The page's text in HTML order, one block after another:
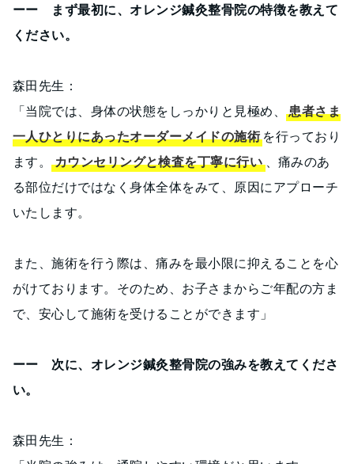
ーー まず最初に、オレンジ鍼灸整骨院の特徴を教えて
ください。
森田先生：
「当院では、身体の状態をしっかりと見極め、患者さま
一人ひとりにあったオーダーメイドの施術 を行っており
ます。カウンセリングと検査を丁寧に行い、痛みのあ
る部位だけではなく身体全体をみて、原因にアプローチ
いたします。
また、施術を行う際は、痛みを最小限に抑えることを心
がけております。そのため、お子さまからご年配の方ま
で、安心して施術を受けることができます」
ーー 次に、オレンジ鍼灸整骨院の強みを教えてくださ
い。
森田先生：